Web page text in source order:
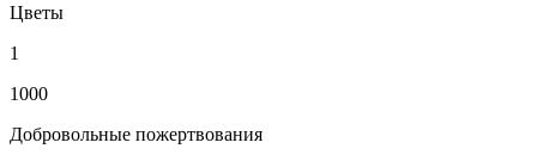
Цветы
1
1000
Добровольные пожертвования